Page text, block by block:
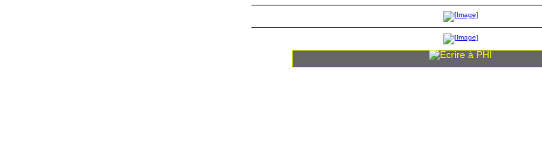
© 2003-2026, Hermann Iline, août 2026